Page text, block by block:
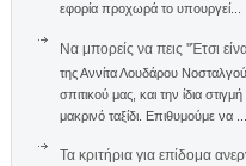
εφορία προχωρά το υπουργεί...
Να μπορείς να πεις ''Έτσι
της Αννίτα Λουδάρου
σπιτικού μας, και την ίδια
μακρινό ταξίδι. Επιθυμούμε να ...
Τα κριτήρια για επίδομα